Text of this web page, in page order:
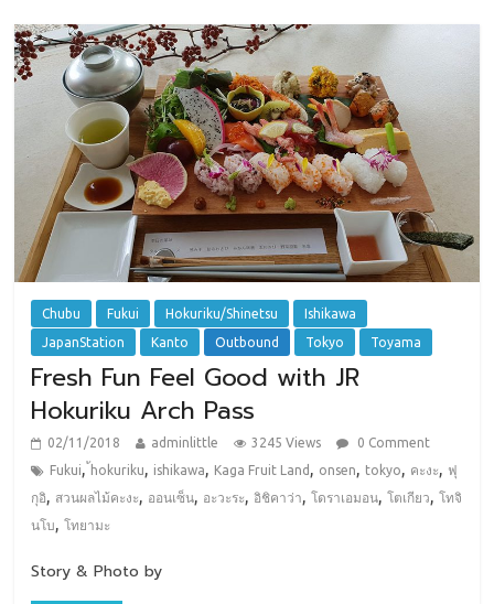
Chubu Fukui Hokuriku/Shinetsu
Ishikawa
JapanStation
Kanto Outbound Tokyo Toyama
Fresh Fun Feel Good with JR
Hokuriku Arch Pass
02/11/2018 adminlittle 3245 Views
0 Comment
Fukui,้hokuriku, ishikawa, Kaga Fruit Land , onsen, tokyo, คะงะ, ฟุ
กุอิ, สวนผลไม้คะงะ, ออนเซ็น, อะวะระ,อิชิคาว่า,โดราเอมอน,โตเกียว,โทจิ
นโบ,โทยามะ
Story & Photo by